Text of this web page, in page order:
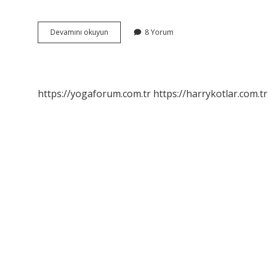
Devamını okuyun
Astroloji
8 Yorum
https://yogaforum.com.tr https://harrykotlar.com.tr